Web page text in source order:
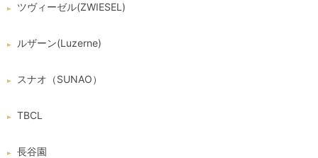
ツヴィーゼル(ZWIESEL)
ルザーン(Luzerne)
スナオ（SUNAO）
TBCL
長谷園